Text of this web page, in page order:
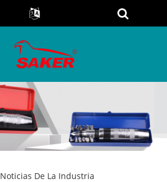
Noticias De La Industria